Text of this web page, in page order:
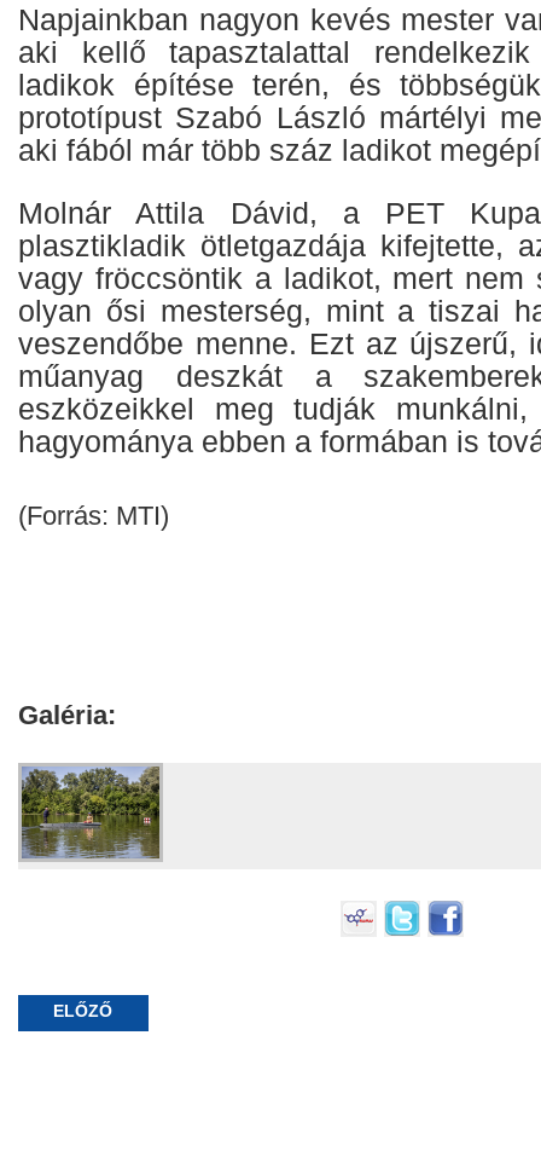
Napjainkban nagyon kevés mester
aki kellő tapasztalattal
ladikok építése terén, és
prototípust Szabó László mártélyi
aki fából már több száz ladikot
Molnár Attila Dávid, a PET
plasztikladik ötletgazdája kifejtette,
vagy fröccsöntik a ladikot, mert nem
olyan ősi mesterség, mint a tiszai
veszendőbe menne. Ezt az újszerű,
műanyag deszkát a
eszközeikkel meg tudják
hagyománya ebben a formában is
(Forrás: MTI)
Galéria:
ELŐZŐ